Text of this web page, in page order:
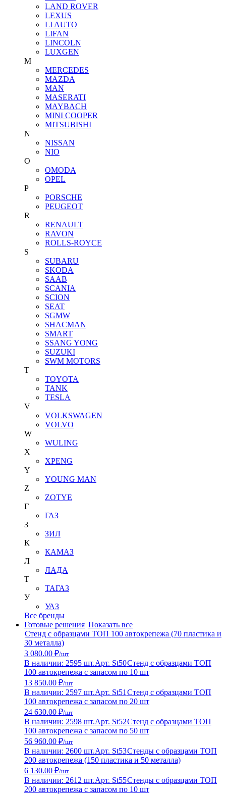
LAND ROVER
LEXUS
LI AUTO
LIFAN
LINCOLN
LUXGEN
M
MERCEDES
MAZDA
MAN
MASERATI
MAYBACH
MINI COOPER
MITSUBISHI
N
NISSAN
NIO
O
OMODA
OPEL
P
PORSCHE
PEUGEOT
R
RENAULT
RAVON
ROLLS-ROYCE
S
SUBARU
SKODA
SAAB
SCANIA
SCION
SEAT
SGMW
SHACMAN
SMART
SSANG YONG
SUZUKI
SWM MOTORS
T
TOYOTA
TANK
TESLA
V
VOLKSWAGEN
VOLVO
W
WULING
X
XPENG
Y
YOUNG MAN
Z
ZOTYE
Г
ГАЗ
З
ЗИЛ
К
КАМАЗ
Л
ЛАДА
Т
ТАГАЗ
У
УАЗ
Все бренды
Готовые решения Показать все
Стенд с образцами ТОП 100 автокрепежа (70 пластика и
30 металла)
3 080.00 ₽/шт
В наличии: 2595 шт.Арт. St50Стенд с образцами ТОП
100 автокрепежа с запасом по 10 шт
13 850.00 ₽/шт
В наличии: 2597 шт.Арт. St51 Стенд с образцами ТОП
100 автокрепежа с запасом по 20 шт
24 630.00 ₽/шт
В наличии: 2598 шт.Арт. St52Стенд с образцами ТОП
100 автокрепежа с запасом по 50 шт
56 960.00 ₽/шт
В наличии: 2600 шт.Арт. St53Стенды с образцами ТОП
200 автокрепежа (150 пластика и 50 металла)
6 130.00 ₽/шт
В наличии: 2612 шт.Арт. St55Стенды с образцами ТОП
200 автокрепежа с запасом по 10 шт